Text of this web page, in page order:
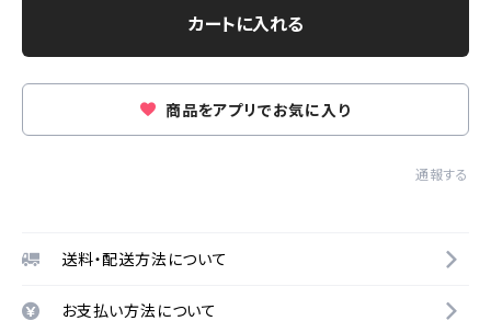
カートに入れる
商品をアプリでお気に入り
通報する
送料・配送方法について
お支払い方法について